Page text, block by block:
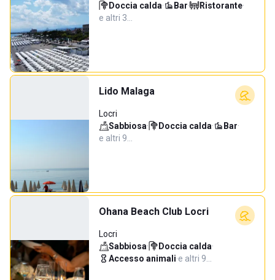
Doccia calda· Bar· Ristorante·
e altri 3…
Lido Malaga
Locri
Sabbiosa· Doccia calda· Bar·
e altri 9…
Ohana Beach Club Locri
Locri
Sabbiosa· Doccia calda·
Accesso animali·e altri 9…